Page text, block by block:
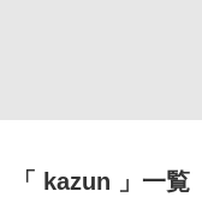
kazun 一覧